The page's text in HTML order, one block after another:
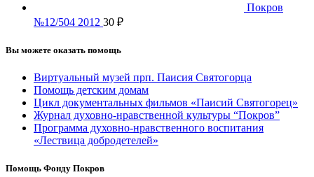
Покров
№12/504 2012 30 ₽
Вы можете оказать помощь
Виртуальный музей прп. Паисия Святогорца
Помощь детским домам
Цикл документальных фильмов «Паисий Святогорец»
Журнал духовно-нравственной культуры “Покров”
Программа духовно-нравственного воспитания
«Лествица добродетелей»
Помощь Фонду Покров